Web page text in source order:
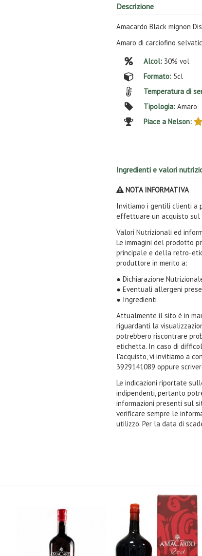
Descrizione
Amacardo Black mignon
Amaro di carciofino
Alcol: 30% vol
Formato: 5cl
Temperatura di
Tipologia: Amaro
Piace a Nelson:
Ingredienti e valori
NOTA INFORMATIVA
Invitiamo i gentili clienti a
effettuare un acquisto sul
Valori Nutrizionali ed
Le immagini del prodotto
principale e della retro-
produttore in merito a:
● Dichiarazione
● Eventuali allergeni
● Ingredienti
Attualmente il sito è in
riguardanti la
potrebbero riscontrare
etichetta. In caso di
l'acquisto, vi invitiamo a
3929141089 oppure
Le indicazioni riportate
indipendenti, pertanto
informazioni presenti sul
verificare sempre le
utilizzo. Per la data di